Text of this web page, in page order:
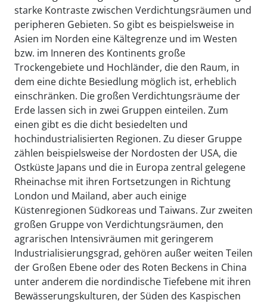
starke Kontraste zwischen Verdichtungsräumen und
peripheren Gebieten. So gibt es beispielsweise in
Asien im Norden eine Kältegrenze und im Westen
bzw. im Inneren des Kontinents große
Trockengebiete und Hochländer, die den Raum, in
dem eine dichte Besiedlung möglich ist, erheblich
einschränken. Die großen Verdichtungsräume der
Erde lassen sich in zwei Gruppen einteilen. Zum
einen gibt es die dicht besiedelten und
hochindustrialisierten Regionen. Zu dieser Gruppe
zählen beispielsweise der Nordosten der USA, die
Ostküste Japans und die in Europa zentral gelegene
Rheinachse mit ihren Fortsetzungen in Richtung
London und Mailand, aber auch einige
Küstenregionen Südkoreas und Taiwans. Zur zweiten
großen Gruppe von Verdichtungsräumen, den
agrarischen Intensivräumen mit geringerem
Industrialisierungsgrad, gehören außer weiten Teilen
der Großen Ebene oder des Roten Beckens in China
unter anderem die nordindische Tiefebene mit ihren
Bewässerungskulturen, der Süden des Kaspischen